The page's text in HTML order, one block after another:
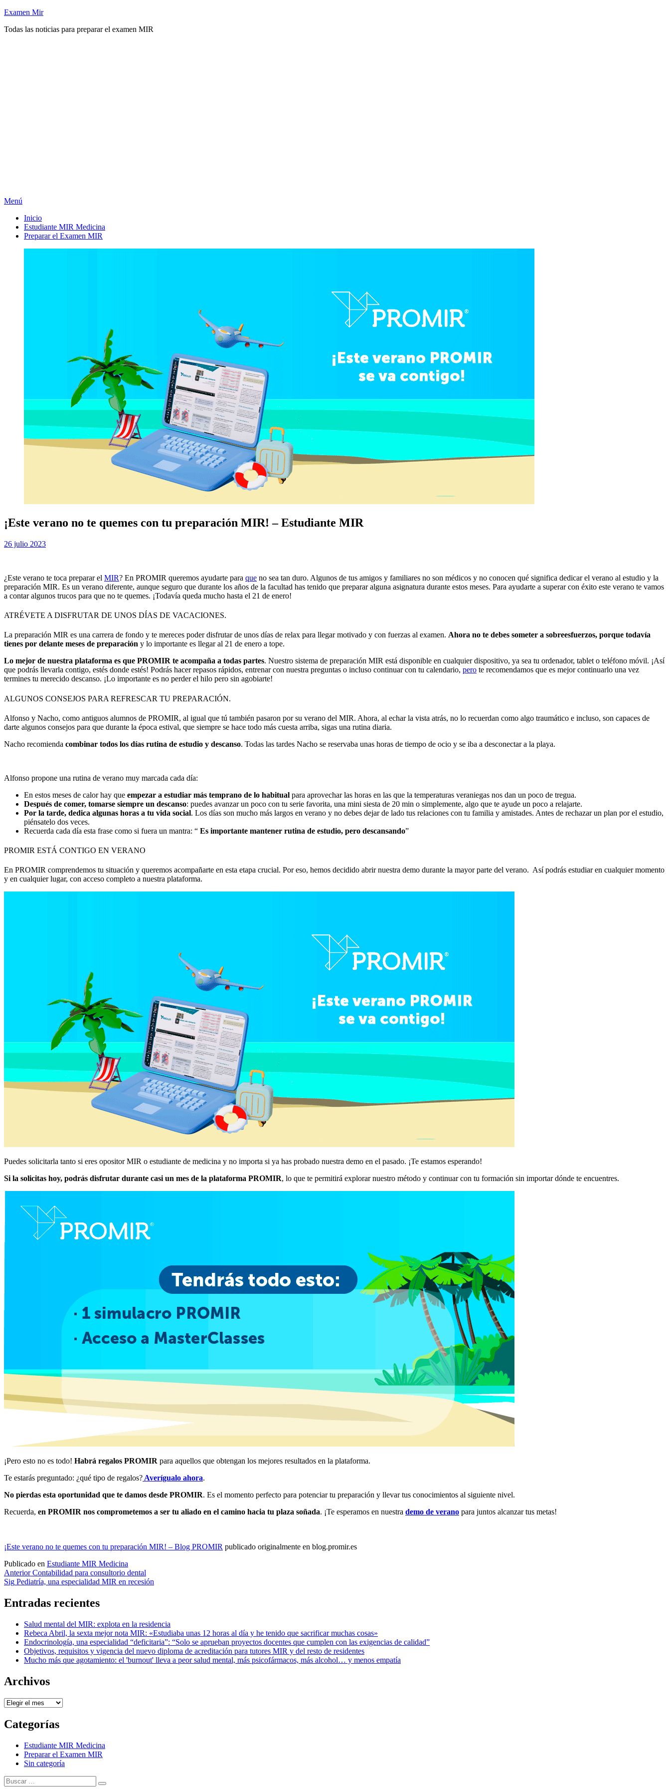
Saltar
contenido
Examen Mir
Todas las noticias para preparar el examen MIR
Menú
Inicio
Estudiante MIR Medicina
Preparar el Examen MIR
¡Este verano no te quemes con tu preparación MIR! – Estudiante MIR
porExamen MIR
Publicada
26 julio 2023
¿Este verano te toca preparar el MIR? En PROMIR queremos ayudarte para que no sea tan duro. Algunos de tus amigos y familiares no son médicos y no conocen qué significa dedicar el verano al estudio y la
preparación MIR. Es un verano diferente, aunque seguro que durante los años de la facultad has tenido que preparar alguna asignatura durante estos meses. Para ayudarte a superar con éxito este verano te vamos
a contar algunos trucos para que no te quemes. ¡Todavía queda mucho hasta el 21 de enero!
ATRÉVETE A DISFRUTAR DE UNOS DÍAS DE VACACIONES.
La preparación MIR es una carrera de fondo y te mereces poder disfrutar de unos días de relax para llegar motivado y con fuerzas al examen. Ahora no te debes someter a sobreesfuerzos, porque todavía
tienes por delante meses de preparación y lo importante es llegar al 21 de enero a tope.
Lo mejor de nuestra plataforma es que PROMIR te acompaña a todas partes. Nuestro sistema de preparación MIR está disponible en cualquier dispositivo, ya sea tu ordenador, tablet o teléfono móvil. ¡Así
que podrás llevarla contigo, estés donde estés! Podrás hacer repasos rápidos, entrenar con nuestra preguntas o incluso continuar con tu calendario, pero te recomendamos que es mejor continuarlo una vez
termines tu merecido descanso. ¡Lo importante es no perder el hilo pero sin agobiarte!
ALGUNOS CONSEJOS PARA REFRESCAR TU PREPARACIÓN.
Alfonso y Nacho, como antiguos alumnos de PROMIR, al igual que tú también pasaron por su verano del MIR. Ahora, al echar la vista atrás, no lo recuerdan como algo traumático e incluso, son capaces de
darte algunos consejos para que durante la época estival, que siempre se hace todo más cuesta arriba, sigas una rutina diaria.
Nacho recomienda combinar todos los días rutina de estudio y descanso. Todas las tardes Nacho se reservaba unas horas de tiempo de ocio y se iba a desconectar a la playa.
Alfonso propone una rutina de verano muy marcada cada día:
En estos meses de calor hay que empezar a estudiar más temprano de lo habitual para aprovechar las horas en las que la temperaturas veraniegas nos dan un poco de tregua.
Después de comer, tomarse siempre un descanso: puedes avanzar un poco con tu serie favorita, una mini siesta de 20 min o simplemente, algo que te ayude un poco a relajarte.
Por la tarde, dedica algunas horas a tu vida social. Los días son mucho más largos en verano y no debes dejar de lado tus relaciones con tu familia y amistades. Antes de rechazar un plan por el estudio,
piénsatelo dos veces.
Recuerda cada día esta frase como si fuera un mantra: “ Es importante mantener rutina de estudio, pero descansando”
PROMIR ESTÁ CONTIGO EN VERANO
En PROMIR comprendemos tu situación y queremos acompañarte en esta etapa crucial. Por eso, hemos decidido abrir nuestra demo durante la mayor parte del verano. Así podrás estudiar en cualquier momento
y en cualquier lugar, con acceso completo a nuestra plataforma.
Puedes solicitarla tanto si eres opositor MIR o estudiante de medicina y no importa si ya has probado nuestra demo en el pasado. ¡Te estamos esperando!
Si la solicitas hoy, podrás disfrutar durante casi un mes de la plataforma PROMIR, lo que te permitirá explorar nuestro método y continuar con tu formación sin importar dónde te encuentres.
¡Pero esto no es todo! Habrá regalos PROMIR para aquellos que obtengan los mejores resultados en la plataforma.
Te estarás preguntado: ¿qué tipo de regalos?Averígualo ahora.
No pierdas esta oportunidad que te damos desde PROMIR. Es el momento perfecto para potenciar tu preparación y llevar tus conocimientos al siguiente nivel.
Recuerda, en PROMIR nos comprometemos a ser tu aliado en el camino hacia tu plaza soñada. ¡Te esperamos en nuestra demo de verano para juntos alcanzar tus metas!
¡Este verano no te quemes con tu preparación MIR! – Blog PROMIR publicado originalmente en blog.promir.es
Publicado en Estudiante MIR Medicina
Navegación
de
entradas
Anterior Contabilidad para consultorio dental
Sig Pediatría, una especialidad MIR en recesión
Entradas recientes
Salud mental del MIR: explota en la residencia
Rebeca Abril, la sexta mejor nota MIR: «Estudiaba unas 12 horas al día y he tenido que sacrificar muchas cosas»
Endocrinología, una especialidad “deficitaria”: “Solo se aprueban proyectos docentes que cumplen con las exigencias de calidad”
Objetivos, requisitos y vigencia del nuevo diploma de acreditación para tutores MIR y del resto de residentes
Mucho más que agotamiento: el 'burnout' lleva a peor salud mental, más psicofármacos, más alcohol… y menos empatía
Archivos
Archivos
Categorías
Estudiante MIR Medicina
Preparar el Examen MIR
Sin categoría
Buscar:
Buscar